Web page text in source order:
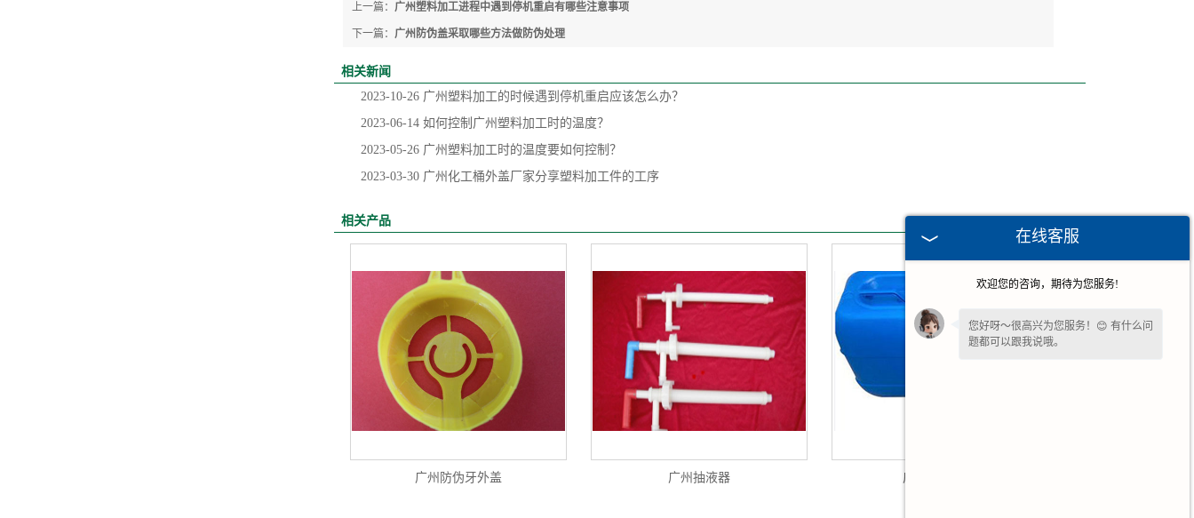
上一篇： 广州塑料加工进程中遇到停机重启有哪些注意事项
下一篇： 广州防伪盖采取哪些方法做防伪处理
相关新闻
2023-10-26 广州塑料加工的时候遇到停机重启应该怎么办？
2023-06-14 如何控制广州塑料加工时的温度？
2023-05-26 广州塑料加工时的温度要如何控制？
2023-03-30 广州化工桶外盖厂家分享塑料加工件的工序
相关产品
广州防伪牙外盖 广州抽液器 广州化工桶盖
在线客服
欢迎您的咨询，期待为您服务!
您好呀～很高兴为您服务！😊 有什么问
题都可以跟我说哦。